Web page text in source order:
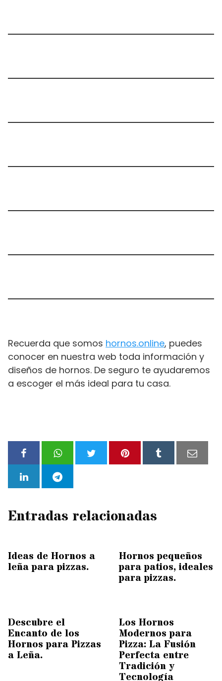
Recuerda que somos hornos.online, puedes
conocer en nuestra web toda información y
diseños de hornos. De seguro te ayudaremos
a escoger el más ideal para tu casa.
Entradas relacionadas
Ideas de Hornos a
leña para pizzas.
Hornos pequeños
para patios, ideales
para pizzas.
Descubre el
Encanto de los
Hornos para Pizzas
a Leña.
Los Hornos
Modernos para
Pizza: La Fusión
Perfecta entre
Tradición y
Tecnología